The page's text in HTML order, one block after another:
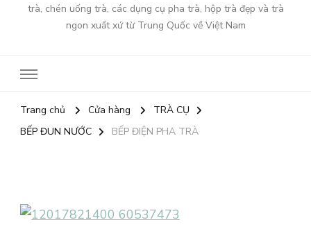
trà, chén uống trà, các dụng cụ pha trà, hộp trà đẹp và trà
ngon xuất xứ từ Trung Quốc về Việt Nam
Trang chủ Cửa hàng
TRÀ CỤ
BẾP ĐUN NƯỚC
BẾP ĐIỆN PHA TRÀ